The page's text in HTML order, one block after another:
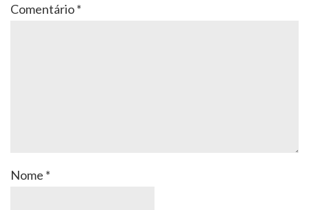
Comentário*
Nome *